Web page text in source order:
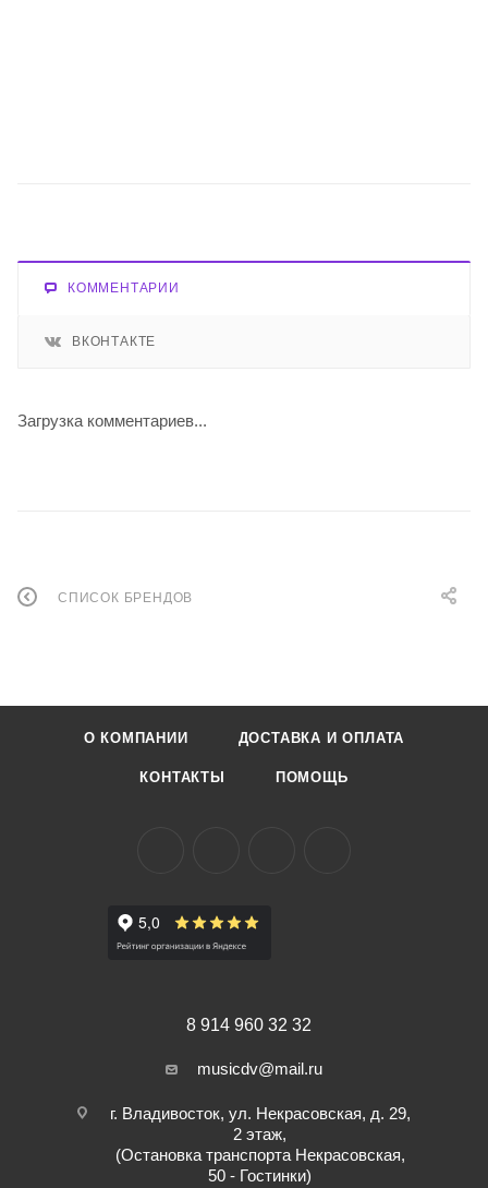
КОММЕНТАРИИ
ВКОНТАКТЕ
Загрузка комментариев...
СПИСОК БРЕНДОВ
О КОМПАНИИ ДОСТАВКА И ОПЛАТА
КОНТАКТЫ ПОМОЩЬ
8 914 960 32 32
musicdv@mail.ru
г. Владивосток, ул. Некрасовская, д. 29,
2 этаж,
(Остановка транспорта Некрасовская,
50 - Гостинки)